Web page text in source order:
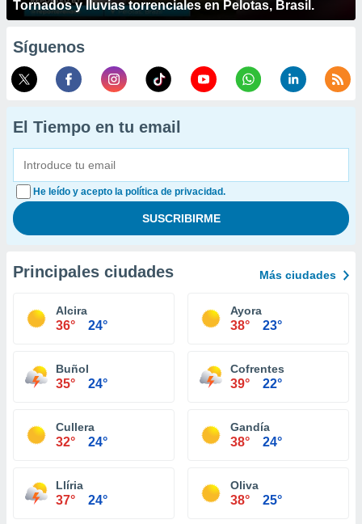
Tornados y lluvias torrenciales en Pelotas, Brasil.
Síguenos
El Tiempo en tu email
He leído y acepto la política de privacidad.
Principales ciudades Más ciudades
Alcira
36° 24°
Ayora
38° 23°
Buñol
35° 24°
Cofrentes
39° 22°
Cullera
32° 24°
Gandía
38° 24°
Llíria
37° 24°
Oliva
38° 25°